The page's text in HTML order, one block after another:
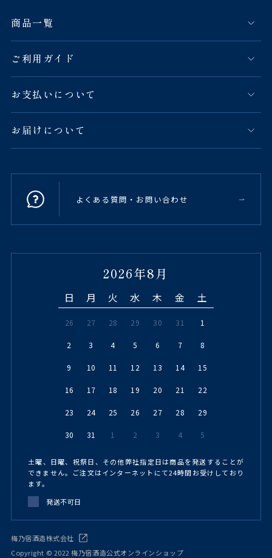
商品一覧
ご利用ガイド
お支払いについて
お届けについて
よくある質問・お問い合わせ
2026年8月
日 月 火 水 木 金 土
26 27 28 29 30 31 1
2 3 4 5 6 7 8
9 10 11 12 13 14 15
16 17 18 19 20 21 22
23 24 25 26 27 28 29
30 31 1 2 3 4 5
土曜、日曜、祝祭日、その他弊社指定日は商品を発送することが
できません。ご注文はインターネットにて24時間お受けしており
ます。
発送不可日
梅乃宿酒造株式会社
Copyright © 2022 梅乃宿酒造公式オンラインショップ